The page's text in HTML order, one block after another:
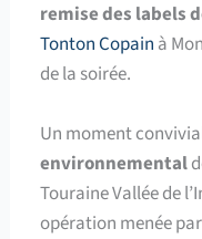
remise des labels
Tonton Copain à
de la soirée.
Un moment
environnemental
Touraine Vallée de
opération menée